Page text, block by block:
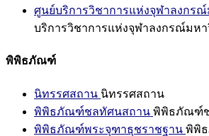
ศูนย์บริการวิชาการแห่งจุฬาลงกร
บริการวิชาการแห่งจุฬาลงกรณ์มหา
พิพิธภัณฑ์
นิทรรศสถาน นิทรรศสถาน
พิพิธภัณฑ์ชลทัศนสถาน พิพิธภัณฑ์
พิพิธภัณฑ์พระจุฑาธุชราชฐาน พิพิ